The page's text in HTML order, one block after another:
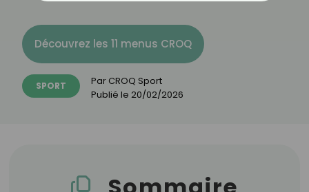
Découvrez les 11 menus CROQ
SPORT Par CROQ Sport
Publié le 20/02/2026